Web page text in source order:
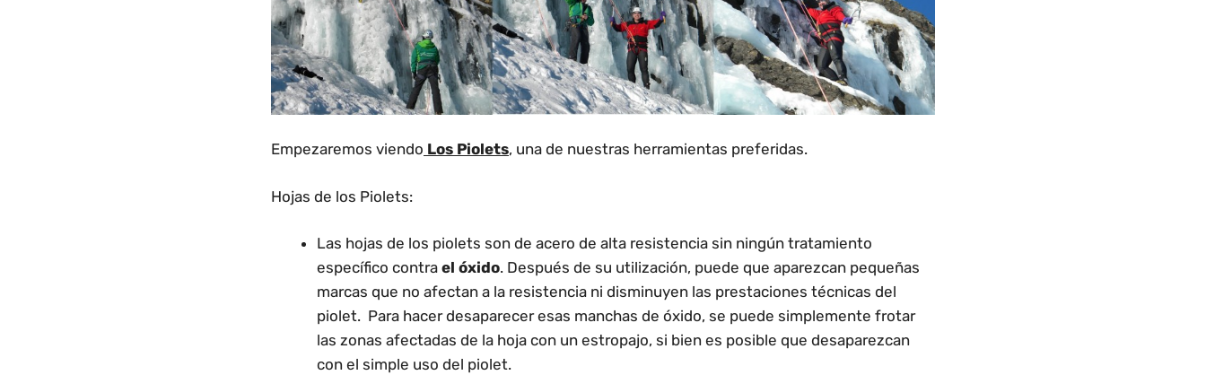
Empezaremos viendo Los Piolets, una de nuestras herramientas preferidas.
Hojas de los Piolets:
Las hojas de los piolets son de acero de alta resistencia sin ningún tratamiento
específico contra el óxido. Después de su utilización, puede que aparezcan pequeñas
marcas que no afectan a la resistencia ni disminuyen las prestaciones técnicas del
piolet. Para hacer desaparecer esas manchas de óxido, se puede simplemente frotar
las zonas afectadas de la hoja con un estropajo, si bien es posible que desaparezcan
con el simple uso del piolet.